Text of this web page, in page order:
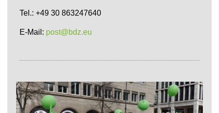
Tel.: +49 30 863247640
E-Mail: post@bdz.eu